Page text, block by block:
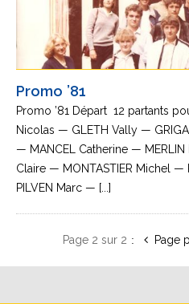
Promo ’81
Promo ’81 Départ 12 partants
Nicolas — GLETH Vally —
— MANCEL Catherine —
Claire — MONTASTIER Michel —
PILVEN Marc — [...]
Page 2 sur 2 «